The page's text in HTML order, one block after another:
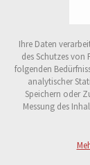
Technische
notwendig
Festhalten
etwaige
u. ä.
der
Ihre Daten
des Schutzes
folgenden
analytischer
Speichern oder
Messung des